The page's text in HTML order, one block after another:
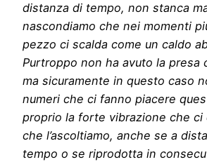
distanza di tempo, non stanca
nascondiamo che nei momenti
pezzo ci scalda come un caldo
Purtroppo non ha avuto la presa
ma sicuramente in questo caso
numeri che ci fanno piacere
proprio la forte vibrazione che ci
che l’ascoltiamo, anche se a
tempo o se riprodotta in